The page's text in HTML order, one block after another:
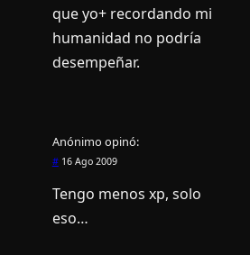
que yo+ recordando mi
humanidad no podrí­a
desempeñar.
Anónimo opinó:
#16 Ago 2009
Tengo menos xp, solo
eso…